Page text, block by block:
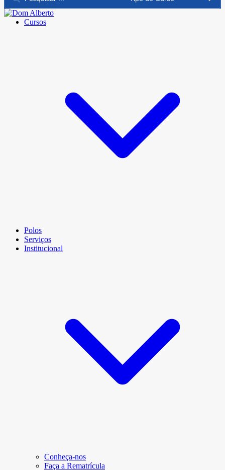
Cursos
Polos
Serviços
Institucional
Conheça-nos
Faça a Rematrícula